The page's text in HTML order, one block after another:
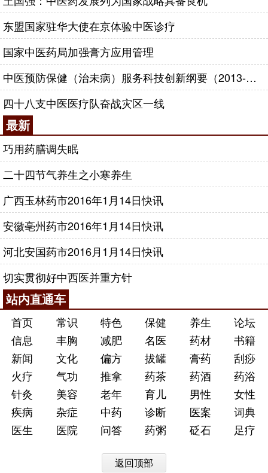
东盟国家驻华大使在京体验中医诊疗
国家中医药局加强膏方应用管理
中医预防保健（治未病）服务科技创新纲要（2013-2020年）
四十八支中医医疗队奋战灾区一线
最新
巧用药膳调失眠
二十四节气养生之小寒养生
广西玉林药市2016年1月14日快讯
安徽亳州药市2016年1月14日快讯
河北安国药市2016月1月14日快讯
切实贯彻好中西医并重方针
站内直通车
首页 常识 特色 保健 养生
论坛
信息
丰胸 减肥 名医 药材
书籍
新闻
文化 偏方 拔罐 膏药
刮痧
火疗
气功 推拿 药茶 药酒
药浴
针灸
美容 老年 育儿 男性
女性
疾病
杂症 中药 诊断 医案
词典
医生
医院 问答 药粥 砭石 足疗
返回顶部